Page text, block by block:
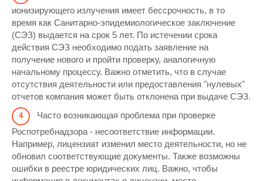
ионизирующего излучения имеет бессрочность, в то
время как Санитарно-эпидемиологическое заключение
(СЭЗ) выдается на срок 5 лет. По истечении срока
действия СЭЗ необходимо подать заявление на
получение нового и пройти проверку, аналогичную
начальному процессу. Важно отметить, что в случае
отсутствия деятельности или предоставления "нулевых"
отчетов компания может быть отклонена при выдаче СЭЗ.
Часто возникающая проблема при проверке
Роспотребнадзора - несоответствие информации.
Например, лицензиат изменил место деятельности, но не
обновил соответствующие документы. Также возможны
ошибки в реестре юридических лиц. Важно, чтобы